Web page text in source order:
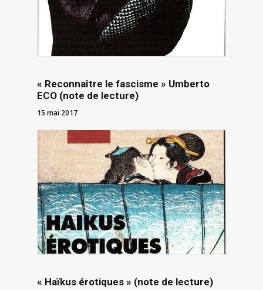
« Reconnaître le fascisme » Umberto
ECO (note de lecture)
15 mai 2017
« Haïkus érotiques » (note de lecture)